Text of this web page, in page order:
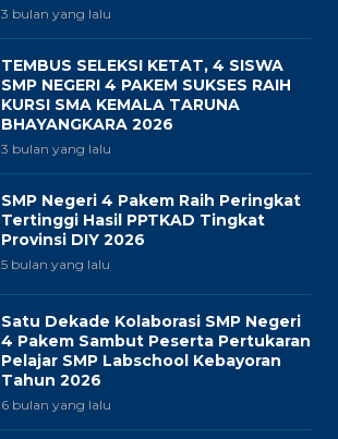
3 bulan yang lalu
TEMBUS SELEKSI KETAT, 4 SISWA
SMP NEGERI 4 PAKEM SUKSES RAIH
KURSI SMA KEMALA TARUNA
BHAYANGKARA 2026
3 bulan yang lalu
SMP Negeri 4 Pakem Raih Peringkat
Tertinggi Hasil PPTKAD Tingkat
Provinsi DIY 2026
5 bulan yang lalu
Satu Dekade Kolaborasi SMP Negeri
4 Pakem Sambut Peserta Pertukaran
Pelajar SMP Labschool Kebayoran
Tahun 2026
6 bulan yang lalu